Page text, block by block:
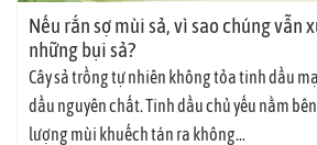
Nếu rắn sợ mùi sả, vì sao chúng vẫn
những bụi sả?
Cây sả trồng tự nhiên không tỏa tinh dầu
dầu nguyên chất. Tinh dầu chủ yếu nằm
lượng mùi khuếch tán ra không...